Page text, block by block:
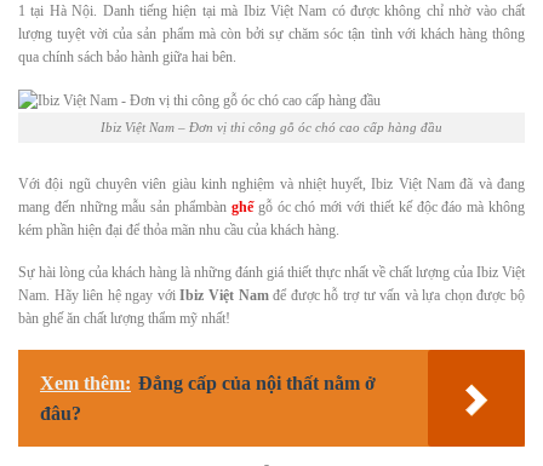
1tại Hà Nội. Danh tiếng hiện tại mà Ibiz Việt Nam có được không chỉ nhờ vào chất
lượng tuyệt vời của sản phẩm mà còn bởi sự chăm sóc tận tình với khách hàng thông
qua chính sách bảo hành giữa hai bên.
Ibiz Việt Nam – Đơn vị thi công gỗ óc chó cao cấp hàng đầu
Với đội ngũ chuyên viên giàu kinh nghiệm và nhiệt huyết, Ibiz Việt Nam đã và đang
mang đến những mẫu sản phẩmbàn ghếgỗ óc chó mới với thiết kế độc đáo mà không
kém phần hiện đại để thỏa mãn nhu cầu của khách hàng.
Sự hài lòng của khách hàng là những đánh giá thiết thực nhất về chất lượng của Ibiz Việt
Nam. Hãy liên hệ ngay vớiIbiz Việt Namđể được hỗ trợ tư vấn và lựa chọn được bộ
bàn ghế ăn chất lượng thẩm mỹ nhất!
Xem thêm: Đẳng cấp của nội thất nằm ở
đâu?